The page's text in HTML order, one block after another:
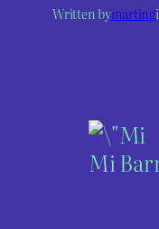
Written bymarting
Mi